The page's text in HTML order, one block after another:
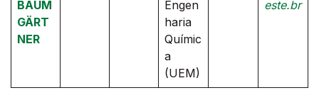
BAUM
GÄRT
NER
Engen
haria
Químic
a
(UEM)
este.br